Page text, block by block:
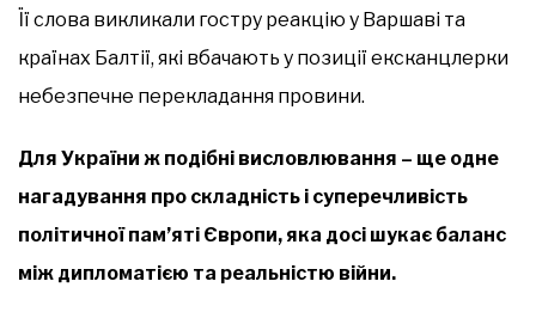
Її слова викликали гостру реакцію у Варшаві та
країнах Балтії, які вбачають у позиції ексканцлерки
небезпечне перекладання провини.
Для України ж подібні висловлювання – ще одне
нагадування про складність і суперечливість
політичної пам’яті Європи, яка досі шукає баланс
між дипломатією та реальністю війни.